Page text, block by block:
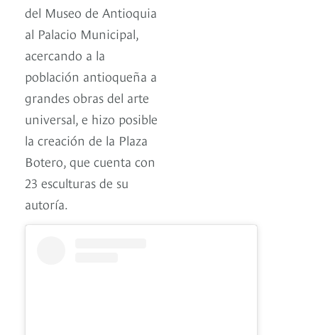
del Museo de Antioquia
al Palacio Municipal,
acercando a la
población antioqueña a
grandes obras del arte
universal, e hizo posible
la creación de la Plaza
Botero, que cuenta con
23 esculturas de su
autoría.